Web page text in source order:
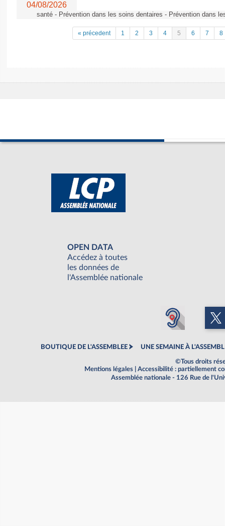
04/08/2026
santé - Prévention dans les soins dentaires - Prévention dans
« précedent 1 2 3 4 5 6 7 8
OPEN DATA
Accédez à toutes
les données de
l'Assemblée nationale
BOUTIQUE DE L'ASSEMBLEE UNE SEMAINE À
©Tous droits
Mentions légales
Accessibilité : partiellement
Assemblée nationale - 126 Rue de